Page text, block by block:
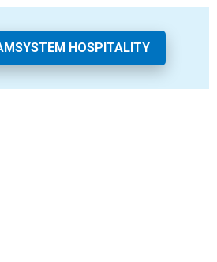
HOSPITALITY